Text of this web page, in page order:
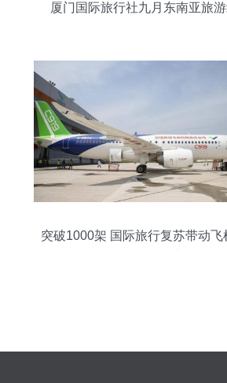
厦门国际旅行社九月东南亚旅
突破1000架 国际旅行复苏带动